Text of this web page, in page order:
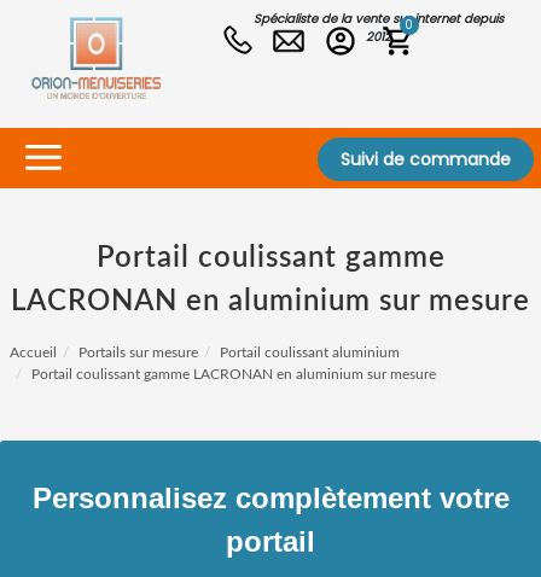
Spécialiste de la vente sur internet depuis
2012
0
Suivi de commande
Portail coulissant gamme
LACRONAN en aluminium sur mesure
Accueil Portails sur mesure
Portail coulissant aluminium
Portail coulissant gamme LACRONAN en aluminium sur mesure
Personnalisez complètement votre
portail